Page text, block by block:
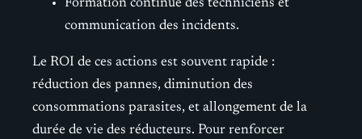
Formation continue des techniciens et
communication des incidents.
Le ROI de ces actions est souvent rapide :
réduction des pannes, diminution des
consommations parasites, et allongement de la
durée de vie des réducteurs. Pour renforcer